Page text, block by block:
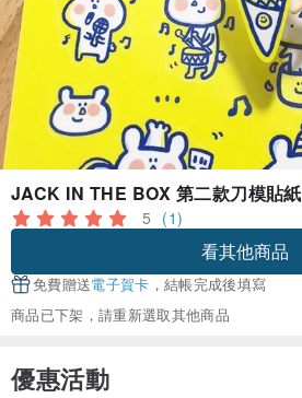
JACK IN THE BOX 第二款刀模貼紙
5 (1)
看其他商品
免費贈送電子賀卡 ，結帳完成後填寫
商品已下架，請重新選取其他商品
優惠活動